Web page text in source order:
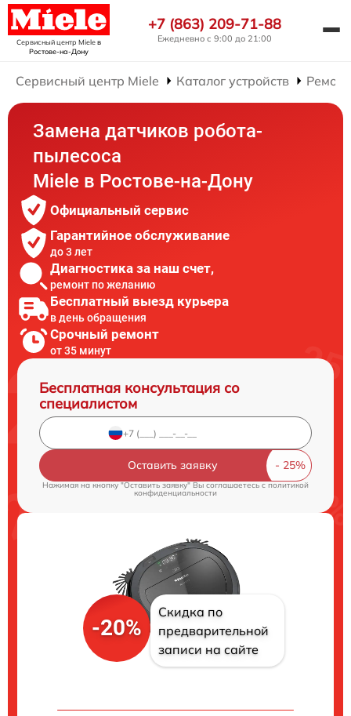
Сервисный центр Mieleв
Ростове-на-Дону
+7 (863) 209-71-88
Ежедневно с 9:00 до 21:00
Сервисный центр Miele Каталог устройств
Замена датчиков робота-
пылесоса
Miele в Ростове-на-Дону
Официальный сервис
Гарантийное обслуживание
до 3 лет
Диагностика за наш счет,
ремонт по желанию
Бесплатный выезд курьера
в день обращения
Срочный ремонт
от 35 минут
Бесплатная консультация со
специалистом
Оставить заявку
Нажимая на кнопку "Оставить заявку" Вы соглашаетесь cполитикой
конфиденциальности
-20%
Скидка по
предварительной
записи на сайте